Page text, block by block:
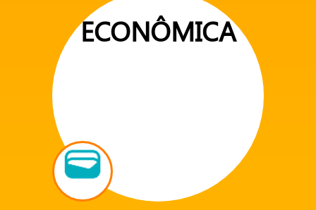
ECONÔMICA